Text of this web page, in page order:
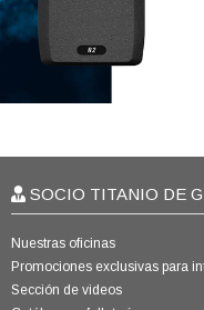
SOCIO TITANIO DE
Nuestras oficinas
Promociones exclusivas para
Sección de videos